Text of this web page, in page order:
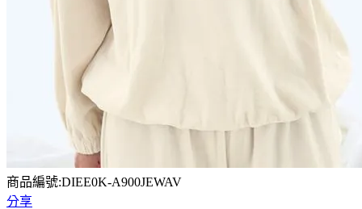
商品編號:DIEE0K-A900JEWAV
分享